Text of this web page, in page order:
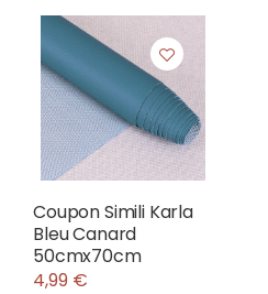
Coupon Simili Karla
Bleu Canard
50cmx70cm
4,99 €